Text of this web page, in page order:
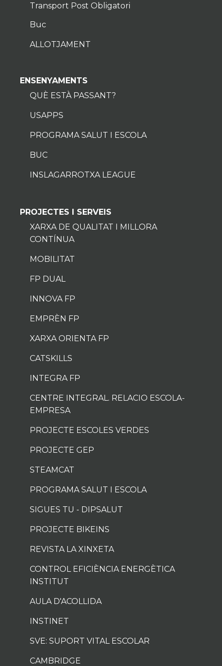
Transport Post Obligatori
Buc
ALLOTJAMENT
ENSENYAMENTS
QUÈ ESTÀ PASSANT?
USAPPS
PROGRAMA SALUT I ESCOLA
BUC
INSLAGARROTXA LEAGUE
PROJECTES I SERVEIS
XARXA DE QUALITAT I MILLORA
CONTÍNUA
MOBILITAT
FP DUAL
INNOVA FP
EMPRÈN FP
XARXA ORIENTA FP
CATSKILLS
INTEGRA FP
CENTRE INTEGRAL. RELACIO ESCOLA-
EMPRESA
PROJECTE ESCOLES VERDES
PROJECTE GEP
STEAMCAT
PROGRAMA SALUT I ESCOLA
SIGUES TU - DIPSALUT
PROJECTE BIKEINS
REVISTA LA XINXETA
CONTROL EFICIÈNCIA ENERGÈTICA
INSTITUT
AULA D'ACOLLIDA
INSTINET
SVE: SUPORT VITAL ESCOLAR
CAMBRIDGE